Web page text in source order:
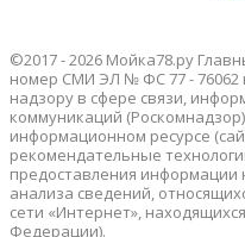
©2017 - 2026 Мойка78.ру
номер СМИ ЭЛ № ФС 77 -
надзору в сфере связи,
коммуникаций
информационном ресурсе
рекомендательные
предоставления информации
анализа сведений,
сети «Интернет»,
Федерации).